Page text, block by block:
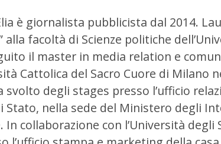
è giornalista pubblicista dal 2014.
alla facoltà di Scienze politiche
il master in media relation e
Cattolica del Sacro Cuore di Milano
svolto degli stages presso l’ufficio
Stato, nella sede del Ministero degli
In collaborazione con l’Università degli